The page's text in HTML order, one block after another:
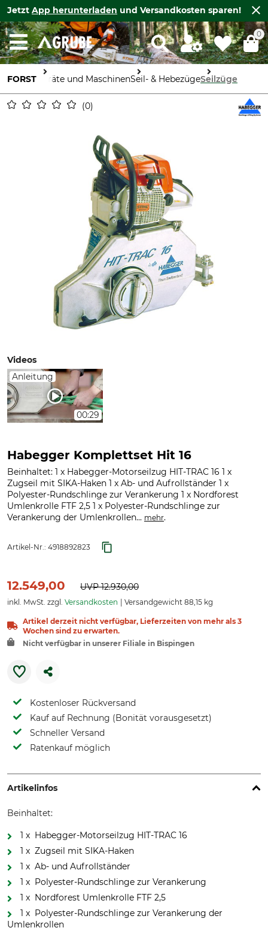
Jetzt App herunterladen und Versandkosten sparen!
0
FORST Geräte und MaschinenSeil- & HebezügeSeilzüge
0
Videos
Anleitung
00:29
Habegger Komplettset Hit 16
Beinhaltet: 1 x Habegger-Motorseilzug HIT-TRAC 16 1 x
Zugseil mit SIKA-Haken 1 x Ab- und Aufrollständer 1 x
Polyester-Rundschlinge zur Verankerung 1 x Nordforest
Umlenkrolle FTF 2,5 1 x Polyester-Rundschlinge zur
Verankerung der Umlenkrollen... mehr.
Artikel-Nr.: 4918892823
12.549,00 UVP12.930,00
inkl. MwSt. zzgl. Versandkosten Versandgewicht 88,15 kg
Artikel derzeit nicht verfügbar, Lieferzeiten von mehr als 3
Wochen sind zu erwarten.
Nicht verfügbar in unserer Filiale in Bispingen
Kostenloser Rückversand
Kauf auf Rechnung (Bonität vorausgesetzt)
Schneller Versand
Ratenkauf möglich
Artikelinfos
Beinhaltet:
1 x Habegger-Motorseilzug HIT-TRAC 16
1 x Zugseil mit SIKA-Haken
1 x Ab- und Aufrollständer
1 x Polyester-Rundschlinge zur Verankerung
1 x Nordforest Umlenkrolle FTF 2,5
1 x Polyester-Rundschlinge zur Verankerung der
Umlenkrollen